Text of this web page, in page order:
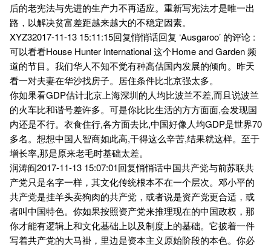
后的老宪法与先进的生产力不再适应。重新写宪法才是唯一出
路，以解决贫富差距越来越大的不稳定因素。
XYZ32017-11-13 15:11:15回复悄悄话回复 ‘Ausgaroo’ 的评论 :
可以看看House Hunter International 这个Home and Garden 频
道的节目。我们华人不知不觉有种高估国内发展的倾向。昨天
看一对夫妻在华沙找房子。居住条件比北京强太多。
你如果看GDP估计北京上海深圳的人均比波兰不差,而且说波兰
的火车比和谐号差许多。可是你比比生活的方方面面,会发现国
内还是不行。衣食住行,各方面去比,中国好像人均GDP是世界70
多名。想想中国人智商如此高,干得这么辛苦,结果就这样。至于
增长率,那是原来老毛时基础太差。
润涛阎2017-11-13 15:07:01回复悄悄话中国共产党与前苏联共
产党只是名字一样，其文化传统根本不在一个层次。邓小平的
共产党是挂羊头卖狗肉的共产党，或者说是资产党更合适，或
者叫中国特色。你如果按照资产党来推理现在的中国政权，那
你才能有逻辑上和文化基础上以及制度上的基础。它披着一件
写着共产党的大马褂，里边是资本主义原始阶段的本色。你必